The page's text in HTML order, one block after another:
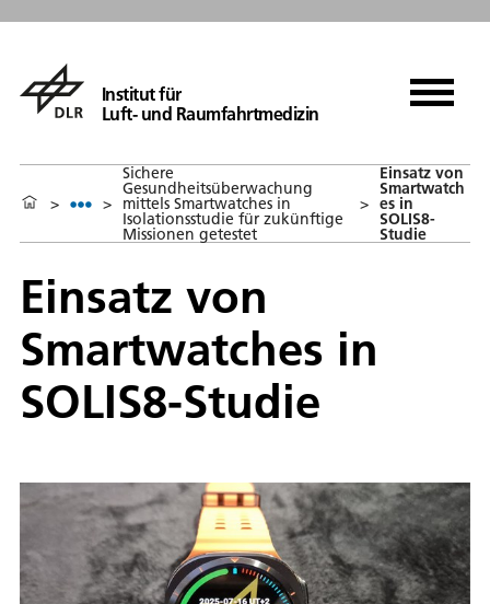
Institut für
Luft- und Raumfahrtmedizin
> >
Sichere
Gesundheitsüberwachung
mittels Smartwatches in
Isolationsstudie für zukünftige
Missionen getestet
>
Einsatz von
Smartwatch
es in
SOLIS8-
Studie
Einsatz von
Smartwatches in
SOLIS8-Studie